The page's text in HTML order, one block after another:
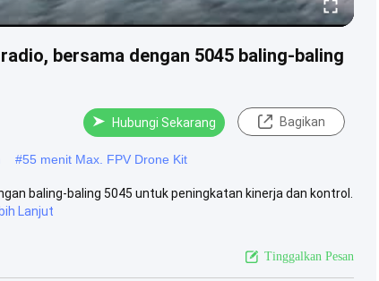
bersama dengan 5045 baling-baling
Hubungi Sekarang Bagikan
#55 menit Max. FPV Drone Kit
baling-baling 5045 untuk peningkatan kinerja dan kontrol.
Lanjut
Tinggalkan Pesan